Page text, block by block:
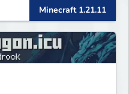
Minecraft 1.21.11